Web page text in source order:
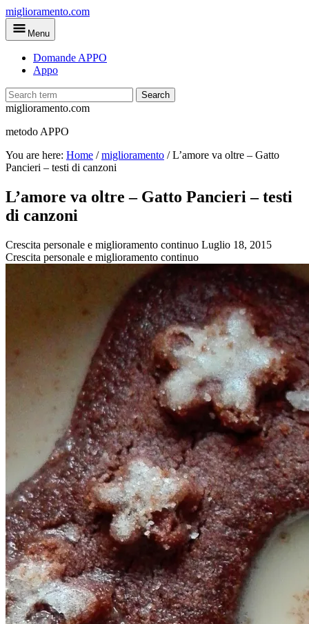
Skip
to
main
miglioramento.com
Menu
Domande APPO
Appo
Search
miglioramento.com
metodo APPO
You are here: Home /miglioramento /L’amore va oltre – Gatto
Pancieri – testi di canzoni
L’amore va oltre – Gatto Pancieri – testi
di canzoni
Crescita personale e miglioramento continuo Luglio 18, 2015
Crescita personale e miglioramento continuo